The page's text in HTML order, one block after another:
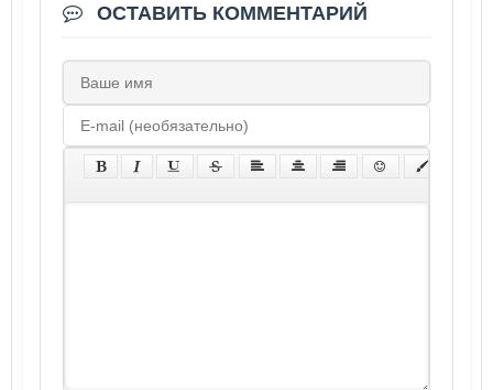
ОСТАВИТЬ КОММЕНТАРИЙ